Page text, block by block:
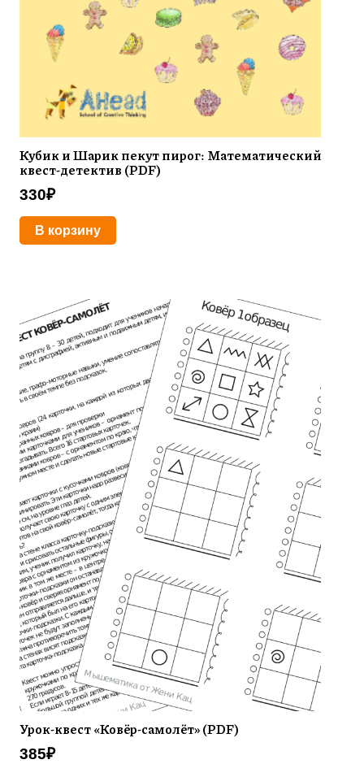
Кубик и Шарик пекут пирог: Математический
квест-детектив (PDF)
330₽
В корзину
Урок-квест «Ковёр-самолёт» (PDF)
385₽